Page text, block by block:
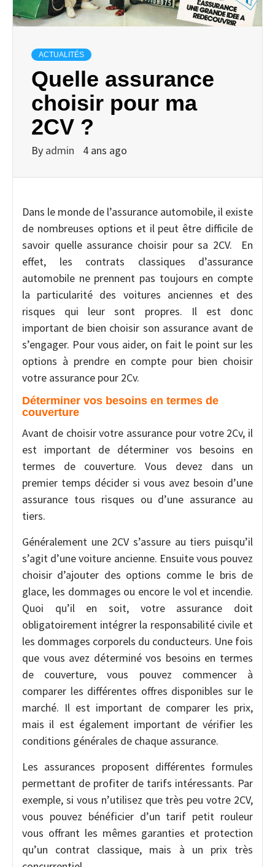
ACTUALITÉS
Quelle assurance
choisir pour ma
2CV ?
By admin 4 ans ago
Dans le monde de l’assurance automobile, il existe
de nombreuses options et il peut être difficile de
savoir quelle assurance choisir pour sa 2CV. En
effet, les contrats classiques d’assurance
automobile ne prennent pas toujours en compte
la particularité des voitures anciennes et des
risques qui leur sont propres. Il est donc
important de bien choisir son assurance avant de
s’engager. Pour vous aider, on fait le point sur les
options à prendre en compte pour bien choisir
votre assurance pour 2Cv.
Déterminer vos besoins en termes de
couverture
Avant de choisir votre assurance pour votre 2Cv, il
est important de déterminer vos besoins en
termes de couverture. Vous devez dans un
premier temps décider si vous avez besoin d’une
assurance tous risques ou d’une assurance au
tiers.
Généralement une 2CV s’assure au tiers puisqu’il
s’agit d’une voiture ancienne. Ensuite vous pouvez
choisir d’ajouter des options comme le bris de
glace, les dommages ou encore le vol et incendie.
Quoi qu’il en soit, votre assurance doit
obligatoirement intégrer la responsabilité civile et
les dommages corporels du conducteurs. Une fois
que vous avez déterminé vos besoins en termes
de couverture, vous pouvez commencer à
comparer les différentes offres disponibles sur le
marché. Il est important de comparer les prix,
mais il est également important de vérifier les
conditions générales de chaque assurance.
Les assurances proposent différentes formules
permettant de profiter de tarifs intéressants. Par
exemple, si vous n’utilisez que très peu votre 2CV,
vous pouvez bénéficier d’un tarif petit rouleur
vous offrant les mêmes garanties et protection
qu’un contrat classique, mais à un prix très